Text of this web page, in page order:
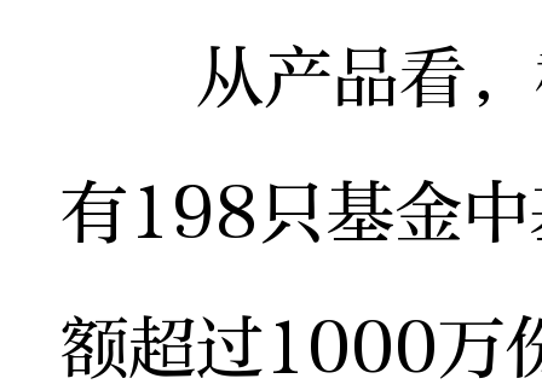
从产品看，
有198只基金
额超过1000万